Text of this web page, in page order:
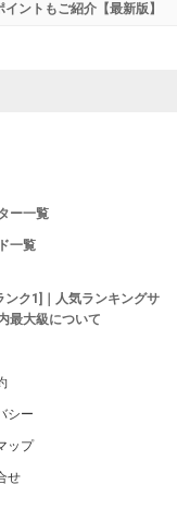
ントもご紹介【最新版】
ー一覧
一覧
ンク1]｜人気ランキングサ
最大級について
シー
ップ
せ